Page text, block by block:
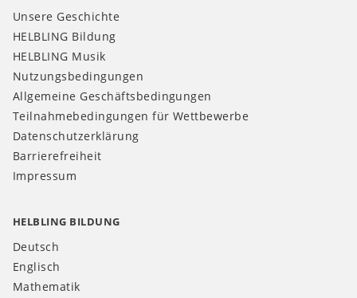
Unsere Geschichte
HELBLING Bildung
HELBLING Musik
Nutzungsbedingungen
Allgemeine Geschäftsbedingungen
Teilnahmebedingungen für Wettbewerbe
Datenschutzerklärung
Barrierefreiheit
Impressum
HELBLING BILDUNG
Deutsch
Englisch
Mathematik